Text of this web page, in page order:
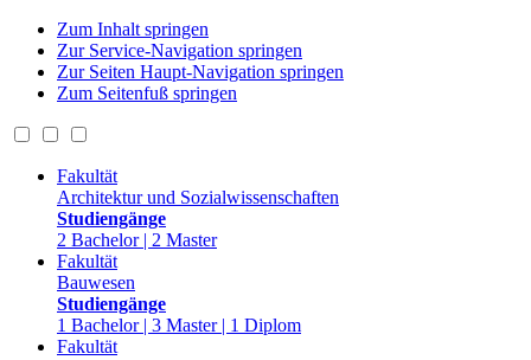
Zum Inhalt springen
Zur Service-Navigation springen
Zur Seiten Haupt-Navigation springen
Zum Seitenfuß springen
Fakultät
Architektur und Sozialwissenschaften
Studiengänge
2 Bachelor | 2 Master
Fakultät
Bauwesen
Studiengänge
1 Bachelor | 3 Master | 1 Diplom
Fakultät